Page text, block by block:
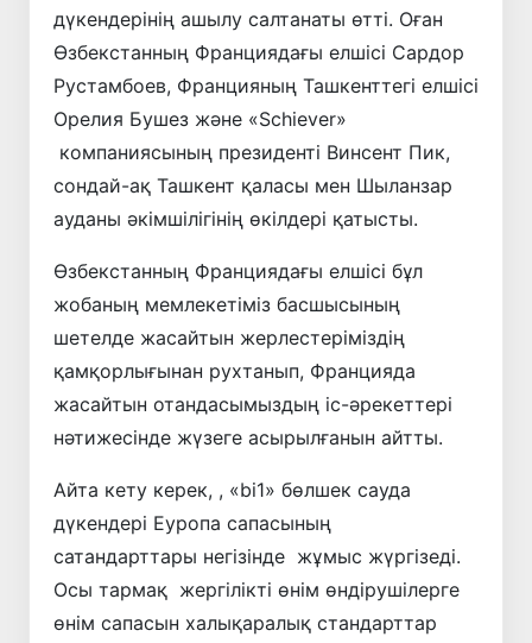
дүкендерінің ашылу салтанаты өтті. Оған
Өзбекстанның Франциядағы елшісі Сардор
Рустамбоев, Францияның Ташкенттегі елшісі
Орелия Бушез және «Schiever»
компаниясының президенті Винсент Пик,
сондай-ақ Ташкент қаласы мен Шыланзар
ауданы әкімшілігінің өкілдері қатысты.
Өзбекстанның Франциядағы елшісі бұл
жобаның мемлекетіміз басшысының
шетелде жасайтын жерлестеріміздің
қамқорлығынан рухтанып, Францияда
жасайтын отандасымыздың іс-әрекеттері
нәтижесінде жүзеге асырылғанын айтты.
Айта кету керек, , «bi1» бөлшек сауда
дүкендері Еуропа сапасының
сатандарттары негізінде жұмыс жүргізеді.
Осы тармақ жергілікті өнім өндірушілерге
өнім сапасын халықаралық стандарттар